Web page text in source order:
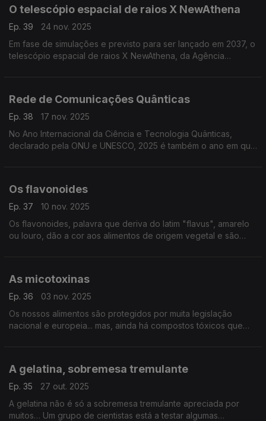
O telescópio espacial de raios X NewAthena
Ep. 39
24 nov. 2025
Em fase de simulações e previsto para ser lançado em 2037, o
telescópio espacial de raios X NewAthena, da Agência
Rede de Comunicações Quânticas
Ep. 38
17 nov. 2025
No Ano Internacional da Ciência e Tecnologia Quânticas,
declarado pela ONU e UNESCO, 2025 é também o ano em que
Os flavonoides
Ep. 37
10 nov. 2025
Os flavonoides, palavra que deriva do latim "flavus", amarelo
ou louro, dão a cor aos alimentos de origem vegetal e são
As micotoxinas
Ep. 36
03 nov. 2025
Os nossos alimentos são protegidos por muita legislação
nacional e europeia... mas, ainda há compostos tóxicos que
A gelatina, sobremesa tremulante
Ep. 35
27 out. 2025
A gelatina não é só a sobremesa tremulante apreciada por
muitos… Um grupo de cientistas está a testar algumas